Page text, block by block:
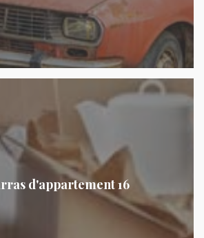
d'appartement 16